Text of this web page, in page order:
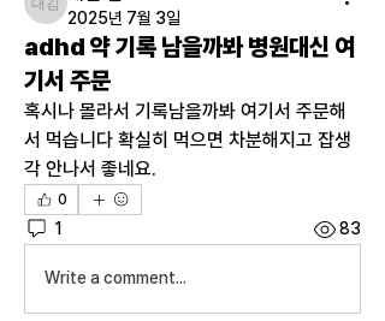
대진 김2025년 7월 3일
adhd 약 기록 남을까봐 병원대신 여
기서 주문
혹시나 몰라서 기록남을까봐 여기서 주문해
서 먹습니다 확실히 먹으면 차분해지고 잡생
각 안나서 좋네요.
0
1 83
Write a comment...